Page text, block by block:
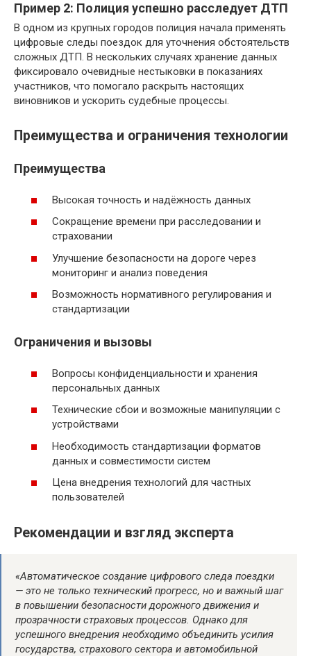
Пример 2: Полиция успешно расследует ДТП
В одном из крупных городов полиция начала применять
цифровые следы поездок для уточнения обстоятельств
сложных ДТП. В нескольких случаях хранение данных
фиксировало очевидные нестыковки в показаниях
участников, что помогало раскрыть настоящих
виновников и ускорить судебные процессы.
Преимущества и ограничения технологии
Преимущества
Высокая точность и надёжность данных
Сокращение времени при расследовании и
страховании
Улучшение безопасности на дороге через
мониторинг и анализ поведения
Возможность нормативного регулирования и
стандартизации
Ограничения и вызовы
Вопросы конфиденциальности и хранения
персональных данных
Технические сбои и возможные манипуляции с
устройствами
Необходимость стандартизации форматов
данных и совместимости систем
Цена внедрения технологий для частных
пользователей
Рекомендации и взгляд эксперта
«Автоматическое создание цифрового следа поездки
— это не только технический прогресс, но и важный шаг
в повышении безопасности дорожного движения и
прозрачности страховых процессов. Однако для
успешного внедрения необходимо объединить усилия
государства, страхового сектора и автомобильной